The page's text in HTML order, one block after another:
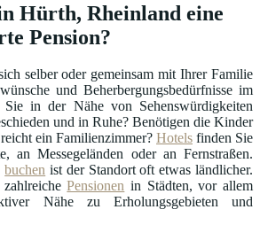
Hürth, Rheinland eine
Pension?
selber oder gemeinsam mit Ihrer Familie
und Beherbergungsbedürfnisse im
in der Nähe von Sehenswürdigkeiten
und in Ruhe? Benötigen die Kinder
ein Familienzimmer? Hotels finden Sie
an Messegeländen oder an Fernstraßen.
buchen ist der Standort oft etwas ländlicher.
zahlreichePensionen in Städten, vor allem
Nähe zu Erholungsgebieten und